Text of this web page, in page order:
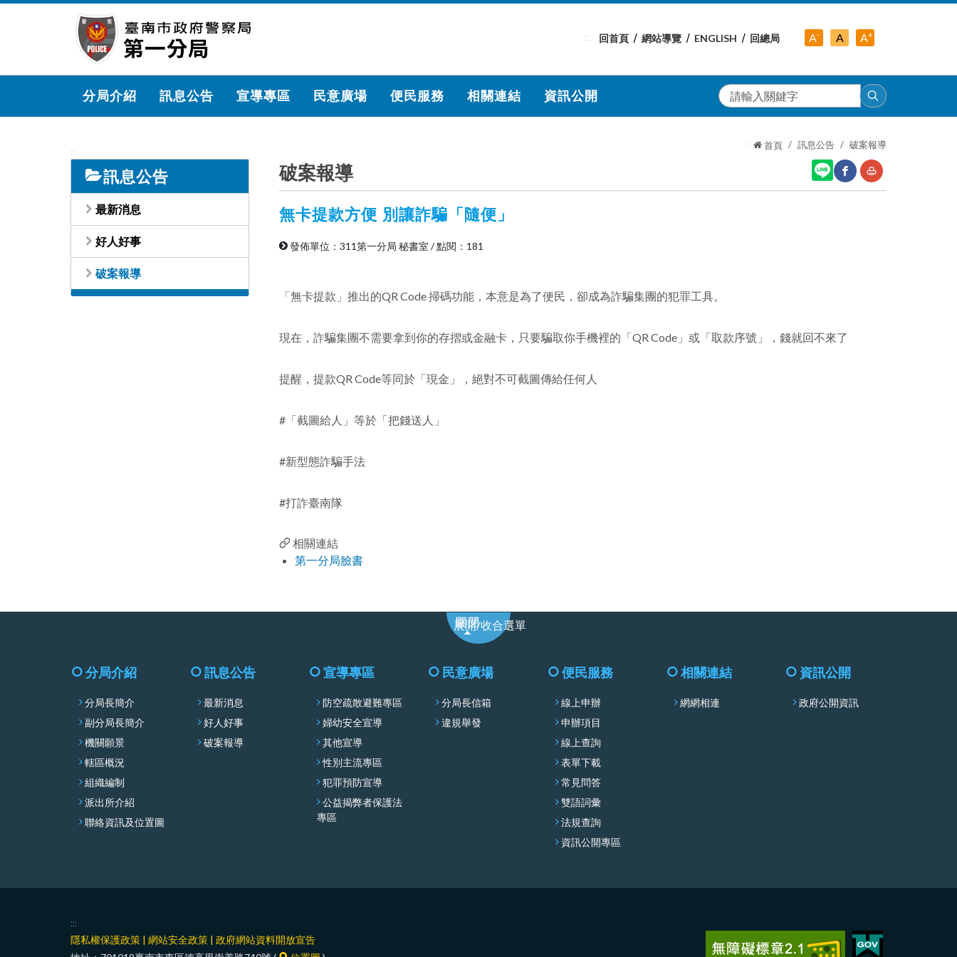
跳
內
::: 回首頁 網站導覽 ENGLISH 回總局 A-
級
A中
A+
級
分局介紹 訊息公告 宣導專區 民意廣場 便民服務 相關連結 資訊公開
搜
尋
:::
訊息公告
最新消息
好人好事
破案報導
::: 首頁 訊息公告 破案報導
破案報導
無卡提款方便 別讓詐騙「隨便」
發佈單位：311第一分局 秘書室 /點閱：181
「無卡提款」推出的QR Code 掃碼功能，本意是為了便民，卻成為詐騙集團的犯罪工具。
現在，詐騙集團不需要拿到你的存摺或金融卡，只要騙取你手機裡的「QR Code」或「取款序號」，錢就回不來了
提醒，提款QR Code等同於「現金」，絕對不可截圖傳給任何人
#「截圖給人」等於「把錢送人」
#新型態詐騙手法
#打詐臺南隊
相關連結
第一分局臉書
展開/收合選單
分局介紹
分局長簡介
副分局長簡介
機關願景
轄區概況
組織編制
派出所介紹
聯絡資訊及位置圖
訊息公告
最新消息
好人好事
破案報導
宣導專區
防空疏散避難專區
婦幼安全宣導
其他宣導
性別主流專區
犯罪預防宣導
公益揭弊者保護法
專區
民意廣場
分局長信箱
違規舉發
便民服務
線上申辦
申辦項目
線上查詢
表單下載
常見問答
雙語詞彙
法規查詢
資訊公開專區
相關連結
網網相連
資訊公開
政府公開資訊
:::
隱私權保護政策 | 網站安全政策 | 政府網站資料開放宣告